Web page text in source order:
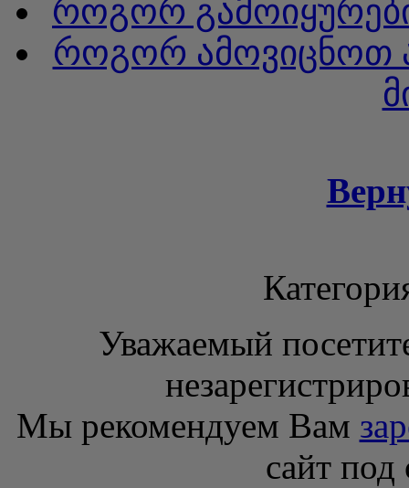
როგორ
როგორ ამოვიცნოთ
Уважаемый
Мы рекомендуем Вам
сайт